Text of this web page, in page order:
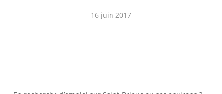
16 juin 2017